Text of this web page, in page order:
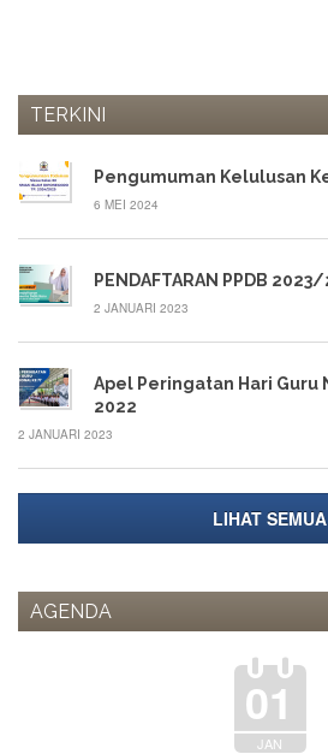
TERKINI
Pengumuman Kelulusan
6 MEI 2024
PENDAFTARAN PPDB
2 JANUARI 2023
Apel Peringatan Hari Guru
2022
2 JANUARI 2023
LIHAT SEMUA
AGENDA
01
JAN